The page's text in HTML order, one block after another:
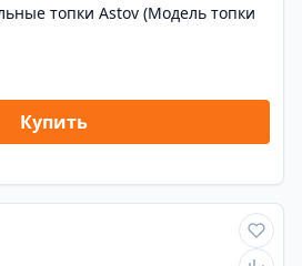
топки Astov (Модель топки
Купить